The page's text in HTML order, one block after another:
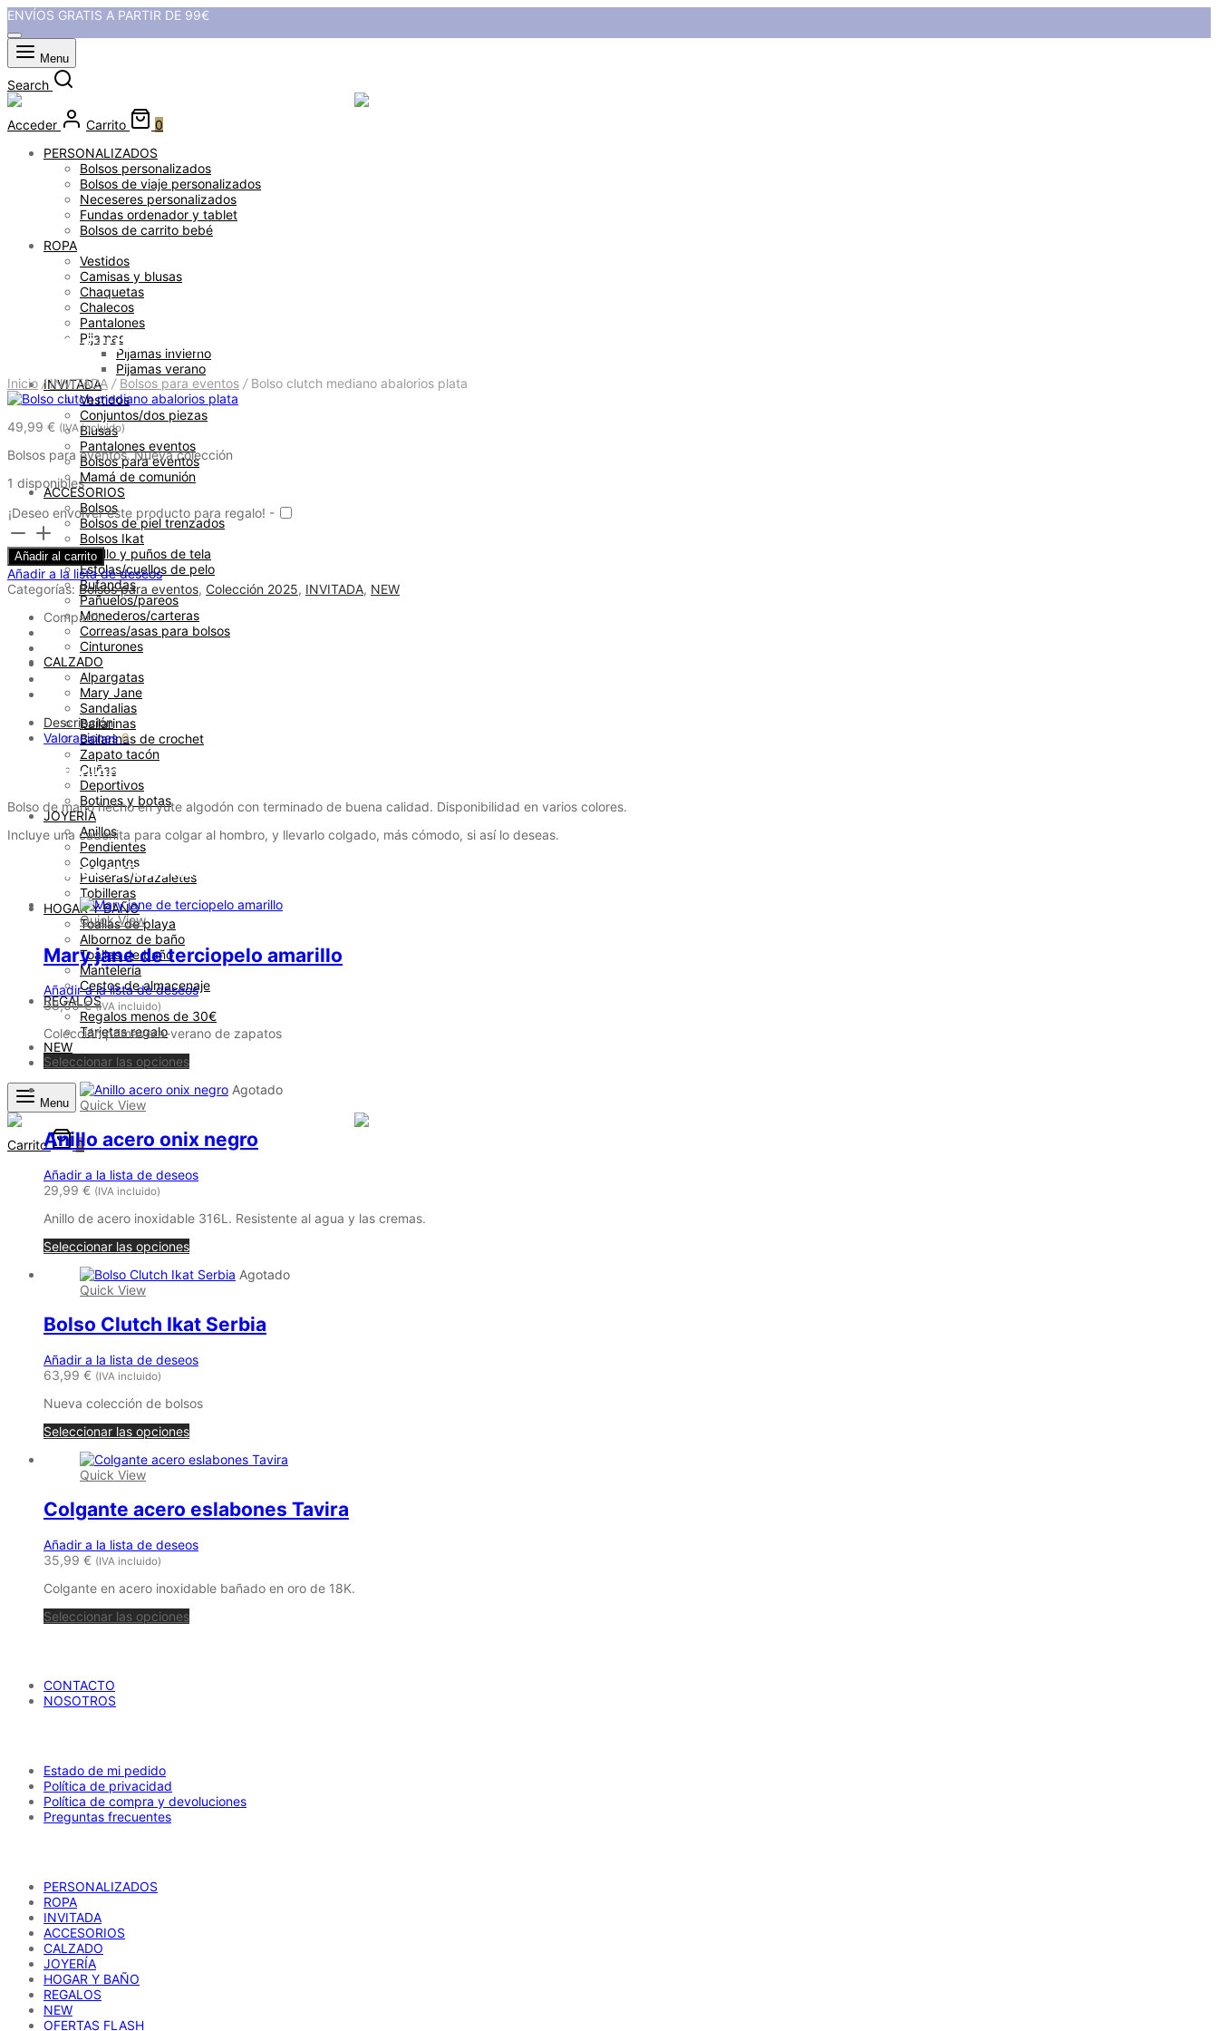
ENVÍOS GRATIS A PARTIR DE 99€
Menu
Search
Acceder Carrito
0
PERSONALIZADOS
Bolsos personalizados
Bolsos de viaje personalizados
Neceseres personalizados
Fundas ordenador y tablet
Bolsos de carrito bebé
ROPA
Vestidos
Camisas y blusas
Chaquetas
Chalecos
Pantalones
Pijamas
Pijamas invierno
Pijamas verano
INVITADA
Vestidos
Conjuntos/dos piezas
Blusas
Pantalones eventos
Bolsos para eventos
Mamá de comunión
ACCESORIOS
Bolsos
Bolsos de piel trenzados
Bolsos Ikat
Cuello y puños de tela
Estolas/cuellos de pelo
Bufandas
Pañuelos/pareos
Monederos/carteras
Correas/asas para bolsos
Cinturones
CALZADO
Alpargatas
Mary Jane
Sandalias
Bailarinas
Bailarinas de crochet
Zapato tacón
Cuñas
Deportivos
Botines y botas
JOYERÍA
Anillos
Pendientes
Colgantes
Pulseras/brazaletes
Tobilleras
HOGAR Y BAÑO
Toallas de playa
Albornoz de baño
Toallas de baño
Mantelería
Cestos de almacenaje
REGALOS
Regalos menos de 30€
Tarjetas regalo
NEW
OFERTAS FLASH
Menu
Carrito 0
Bolso clutch mediano abalorios plata
Inicio / INVITADA / Bolsos para eventos /Bolso clutch mediano abalorios plata
49,99 € (IVA incluido)
Bolsos para eventos. Nueva colección
1 disponibles
¡Deseo envolver este producto para regalo! -
Bolso
clutch
mediano
abalorios
plata
cantidad
Añadir al carrito
Añadir a la lista de deseos
Categorías: Bolsos para eventos, Colección 2025, INVITADA, NEW
Compartir
Descripción
Valoraciones0
Descripción
Bolso de mano hecho en yute algodón con terminado de buena calidad. Disponibilidad en varios colores.
Incluye una cadenita para colgar al hombro, y llevarlo colgado, más cómodo, si así lo deseas.
Productos relacionados
Quick View
Mary jane de terciopelo amarillo
Añadir a la lista de deseos
38,00€ (IVA incluido)
Colección primavera-verano de zapatos
Seleccionar las opcionesEste
tiene
Las
opciones
pueden
en
página
producto
Agotado
Quick View
Anillo acero onix negro
Añadir a la lista de deseos
29,99 € (IVA incluido)
Anillo de acero inoxidable 316L. Resistente al agua y las cremas.
Seleccionar las opciones
Agotado
Quick View
Bolso Clutch Ikat Serbia
Añadir a la lista de deseos
63,99 € (IVA incluido)
Nueva colección de bolsos
Seleccionar las opciones
Quick View
Colgante acero eslabones Tavira
Añadir a la lista de deseos
35,99 € (IVA incluido)
Colgante en acero inoxidable bañado en oro de 18K.
Seleccionar las opciones
CONTACTO
NOSOTROS
Estado de mi pedido
Política de privacidad
Política de compra y devoluciones
Preguntas frecuentes
PERSONALIZADOS
ROPA
INVITADA
ACCESORIOS
CALZADO
JOYERÍA
HOGAR Y BAÑO
REGALOS
NEW
OFERTAS FLASH